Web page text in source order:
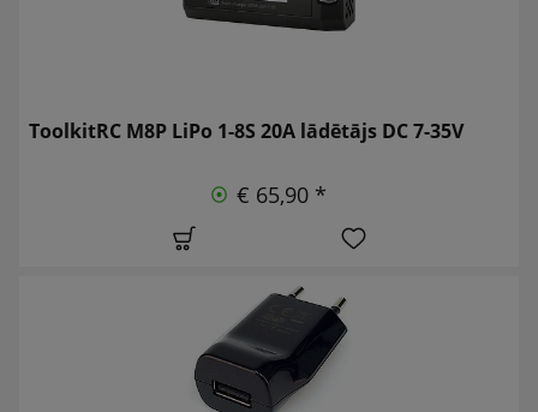
ToolkitRC M8P LiPo 1-8S 20A lādētājs DC 7-35V
€ 65,90 *